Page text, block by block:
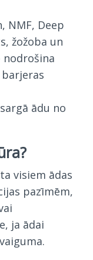
NMF, Deep
žožoba un
nodrošina
ādu no
visiem ādas
pazīmēm,
ja ādai